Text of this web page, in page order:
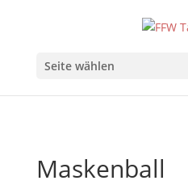
Seite wählen
Maskenball